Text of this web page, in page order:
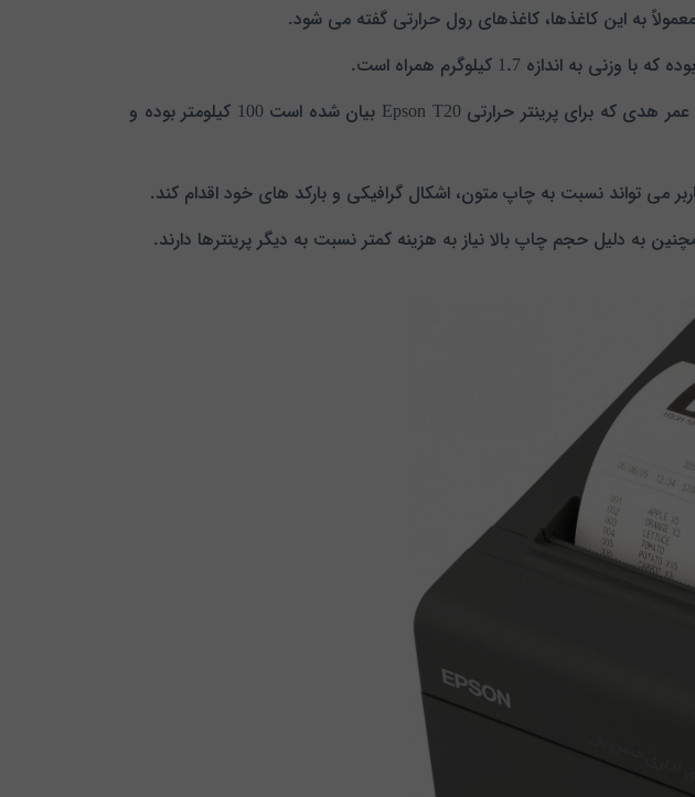
به این کاغذها، کاغذهای رول حرارتی گفته می شود.
رینتر حرارتی در نظر گرفته است. عمر هدی که برای پرینتر حرارتی Epson T20 بیان شده است 100 کیلومتر بوده و
می تواند نسبت به چاپ متون، اشکال گرافیکی و بارکد های خود اقدام کند.
به دلیل حجم چاپ بالا نیاز به هزینه کمتر نسبت به دیگر پرینترها دارند.